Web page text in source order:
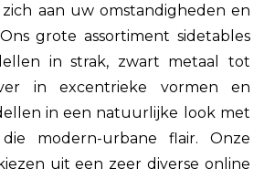
zich aan uw omstandigheden en
grote assortiment sidetables
in strak, zwart metaal tot
in excentrieke vormen en
in een natuurlijke look met
modern-urbane flair. Onze
uit een zeer diverse online